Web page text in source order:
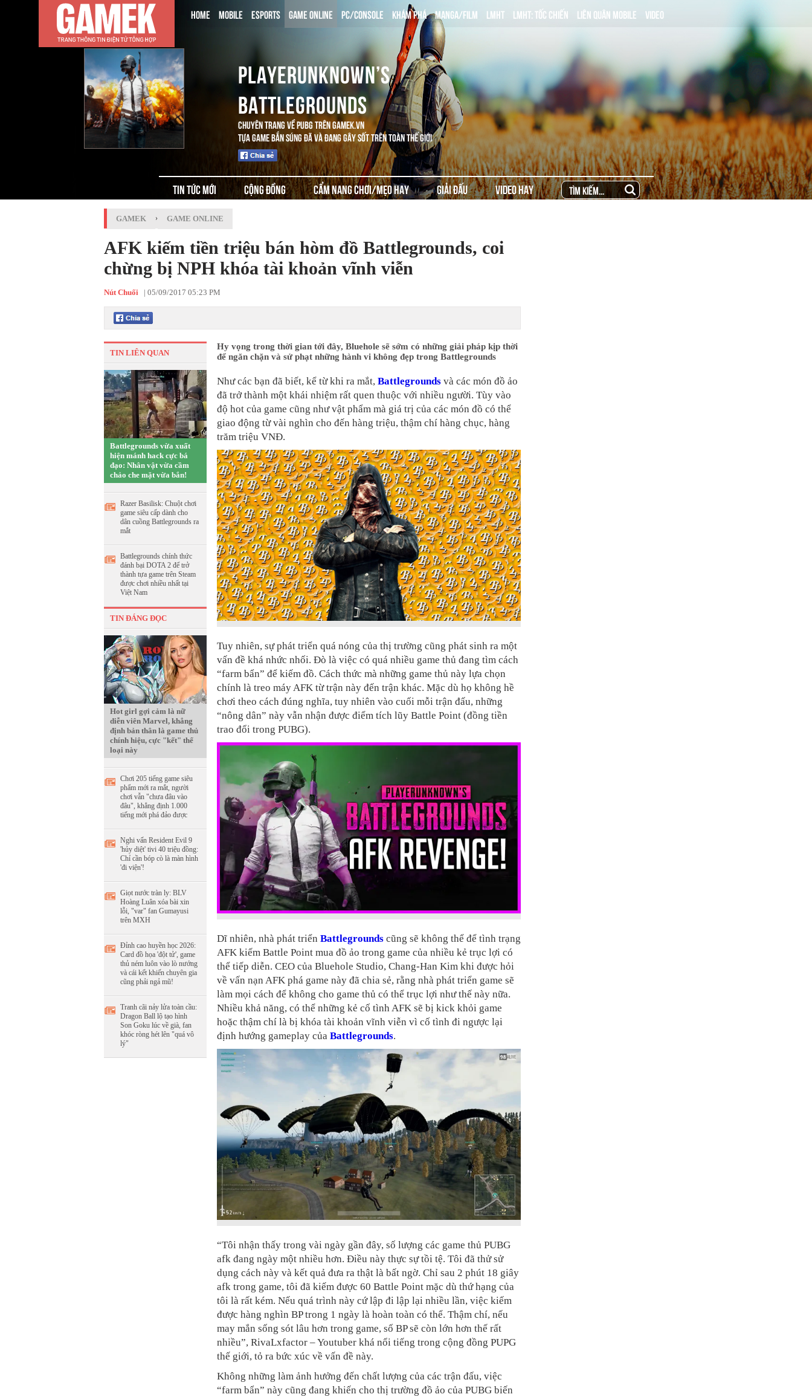
HOME MOBILE ESPORTS GAME ONLINE PC/CONSOLE KHÁM PHÁ MANGA/FILM LMHT LMHT: TỐC CHIẾN LIÊN QUÂN MOBILE VIDEO
PLAYERUNKNOWN’S
BATTLEGROUNDS
CHUYÊN TRANG VỀ PUBG TRÊN GAMEK.VN
TỰA GAME BẮN SÚNG ĐÃ VÀ ĐANG GÂY SỐT TRÊN TOÀN THẾ GIỚI
TIN TỨC MỚI CỘNG ĐỒNG CẨM NANG CHƠI/MẸO HAY GIẢI ĐẤU VIDEO HAY
GAMEK › GAME ONLINE
AFK kiếm tiền triệu bán hòm đồ Battlegrounds, coi
chừng bị NPH khóa tài khoản vĩnh viễn
Nút Chuối | 05/09/2017 05:23 PM
TIN LIÊN QUAN
Battlegrounds vừa xuất
hiện mánh hack cực bá
đạo: Nhân vật vừa cầm
chảo che mặt vừa bắn!
Razer Basilisk: Chuột chơi
game siêu cấp dành cho
dân cuồng Battlegrounds ra
mắt
Battlegrounds chính thức
đánh bại DOTA 2 để trở
thành tựa game trên Steam
được chơi nhiều nhất tại
Việt Nam
TIN ĐÁNG ĐỌC
Hot girl gợi cảm là nữ
diễn viên Marvel, khẳng
định bản thân là game thủ
chính hiệu, cực "kết" thể
loại này
Chơi 205 tiếng game siêu
phẩm mới ra mắt, người
chơi vẫn "chưa đâu vào
đâu", khẳng định 1.000
tiếng mới phá đảo được
Nghi vấn Resident Evil 9
'hủy diệt' tivi 40 triệu đồng:
Chỉ cần bóp cò là màn hình
'đi viện'!
Giọt nước tràn ly: BLV
Hoàng Luân xóa bài xin
lỗi, "var" fan Gumayusi
trên MXH
Đỉnh cao huyền học 2026:
Card đồ họa 'đột tử', game
thủ ném luôn vào lò nướng
và cái kết khiến chuyên gia
cũng phải ngả mũ!
Tranh cãi nảy lửa toàn cầu:
Dragon Ball lộ tạo hình
Son Goku lúc về già, fan
khóc ròng hét lên "quá vô
lý"
Hy vọng trong thời gian tới đây, Bluehole sẽ sớm có những giải pháp kịp thời
để ngăn chặn và sử phạt những hành vi không đẹp trong Battlegrounds
Như các bạn đã biết, kể từ khi ra mắt, Battlegrounds và các món đồ ảo
đã trở thành một khái nhiệm rất quen thuộc với nhiều người. Tùy vào
độ hot của game cũng như vật phẩm mà giá trị của các món đồ có thể
giao động từ vài nghìn cho đến hàng triệu, thậm chí hàng chục, hàng
trăm triệu VNĐ.
Tuy nhiên, sự phát triển quá nóng của thị trường cũng phát sinh ra một
vấn đề khá nhức nhối. Đò là việc có quá nhiều game thủ đang tìm cách
“farm bẩn” để kiếm đồ. Cách thức mà những game thủ này lựa chọn
chính là treo máy AFK từ trận này đến trận khác. Mặc dù họ không hề
chơi theo cách đúng nghĩa, tuy nhiên vào cuối mỗi trận đấu, những
“nông dân” này vẫn nhận được điểm tích lũy Battle Point (đồng tiền
trao đổi trong PUBG).
Dĩ nhiên, nhà phát triển Battlegrounds cũng sẽ không thể để tình trạng
AFK kiếm Battle Point mua đồ ảo trong game của nhiều kẻ trục lợi có
thể tiếp diễn. CEO của Bluehole Studio, Chang-Han Kim khi được hỏi
về vấn nạn AFK phá game này đã chia sẻ, rằng nhà phát triển game sẽ
làm mọi cách để không cho game thủ có thể trục lợi như thế này nữa.
Nhiều khả năng, có thể những kẻ cố tình AFK sẽ bị kick khỏi game
hoặc thậm chí là bị khóa tài khoản vĩnh viễn vì cố tình đi ngược lại
định hướng gameplay của Battlegrounds.
“Tôi nhận thấy trong vài ngày gần đây, số lượng các game thủ PUBG
afk đang ngày một nhiều hơn. Điều này thực sự tồi tệ. Tôi đã thử sử
dụng cách này và kết quả đưa ra thật là bất ngờ. Chỉ sau 2 phút 18 giây
afk trong game, tôi đã kiếm được 60 Battle Point mặc dù thứ hạng của
tôi là rất kém. Nếu quá trình này cứ lập đi lập lại nhiều lần, việc kiếm
được hàng nghìn BP trong 1 ngày là hoàn toàn có thể. Thậm chí, nếu
may mắn sống sót lâu hơn trong game, số BP sẽ còn lớn hơn thế rất
nhiều”, RivaLxfactor – Youtuber khá nổi tiếng trong cộng đồng PUPG
thế giới, tỏ ra bức xúc về vấn đề này.
Không những làm ảnh hưởng đến chất lượng của các trận đấu, việc
“farm bẩn” này cũng đang khiến cho thị trường đồ ảo của PUBG biến